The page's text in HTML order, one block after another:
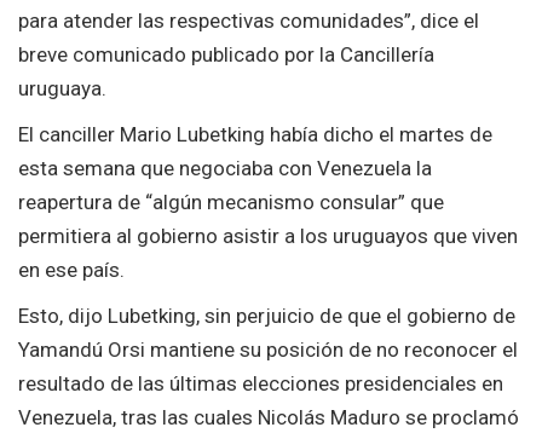
para atender las respectivas comunidades”, dice el
breve comunicado publicado por la Cancillería
uruguaya.
El canciller Mario Lubetking había dicho el martes de
esta semana que negociaba con Venezuela la
reapertura de “algún mecanismo consular” que
permitiera al gobierno asistir a los uruguayos que viven
en ese país.
Esto, dijo Lubetking, sin perjuicio de que el gobierno de
Yamandú Orsi mantiene su posición de no reconocer el
resultado de las últimas elecciones presidenciales en
Venezuela, tras las cuales Nicolás Maduro se proclamó